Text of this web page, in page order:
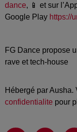
dance, 📱 et sur
Google Play https://
FG Dance propose
rave et tech-house
Hébergé par Ausha.
confidentialite pour